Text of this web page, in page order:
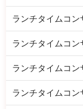
ランチタイムコン
ランチタイムコン
ランチタイムコン
ランチタイムコン